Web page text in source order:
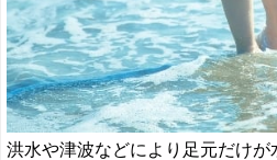
洪水や津波などにより足元だけ